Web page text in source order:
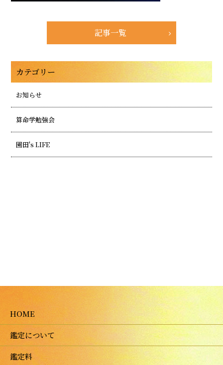
記事一覧
カテゴリー
お知らせ
算命学勉強会
園田's LIFE
HOME
鑑定について
鑑定料